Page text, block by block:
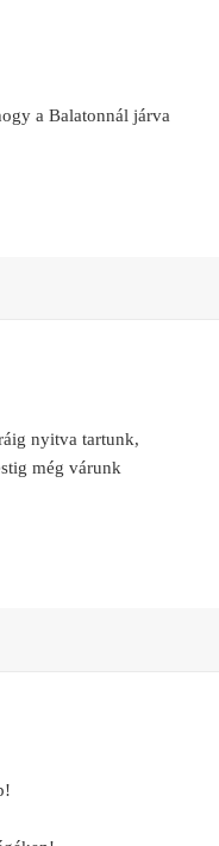
a Balatonnál járva
nyitva tartunk,
még várunk